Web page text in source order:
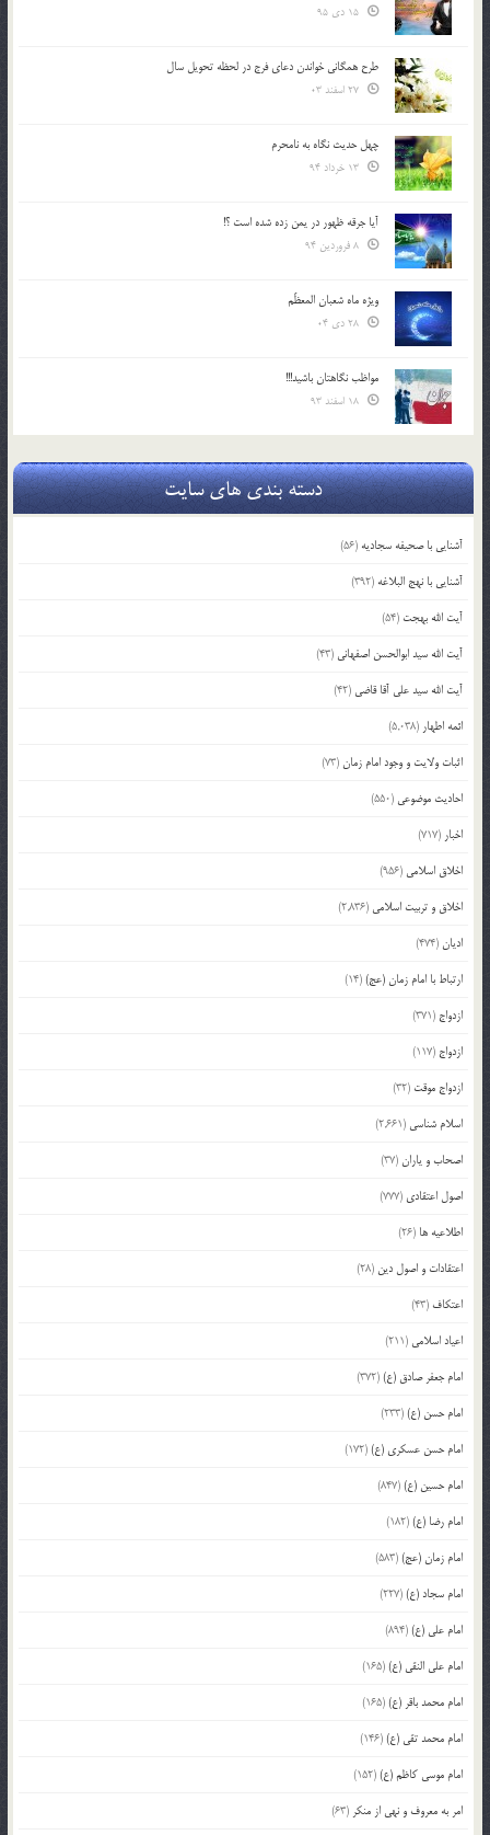
طرح همگانی خواندن دعای فرج در لحظه تحویل سال
چهل حدیث نگاه به نامحرم
آیا جرقه ظهور در یمن زده شده است ؟!
ویژه ماه شعبان المعظّم
مواظب نگاهتان باشید!!!
دسته بندی های سایت
آشنایی با صحیفه سجادیه (56)
آشنایی با نهج البلاغه (392)
آیت الله بهجت (54)
آیت الله سید ابوالحسن اصفهانی (43)
آیت الله سید علی آقا قاضی (42)
ائمه اطهار (5,038)
اثبات ولایت و وجود امام زمان(73)
احادیث موضوعی (550)
اخبار (717)
اخلاق اسلامی (956)
اخلاق و تربیت اسلامی (2,836)
ادیان(474)
ارتباط با امام زمان (عج)(14)
ازدواج (371)
ازدواج (117)
ازدواج موقت (32)
اسلام شناسی (2,661)
اصحاب و یاران(37)
اصول اعتقادی (777)
اطلاعیه ها (26)
اعتقادات و اصول دین (28)
اعتکاف (43)
اعیاد اسلامی (211)
امام جعفر صادق (ع)(372)
امام حسن (ع)(233)
امام حسن عسکری (ع)(172)
امام حسین (ع)(847)
امام رضا (ع)(182)
امام زمان (عج)(583)
امام سجاد (ع)(227)
امام علی (ع)(894)
امام علی النقی (ع)(165)
امام محمد باقر (ع)(165)
امام محمد تقی (ع)(146)
امام موسی کاظم (ع)(152)
امر به معروف و نهی از منکر (63)